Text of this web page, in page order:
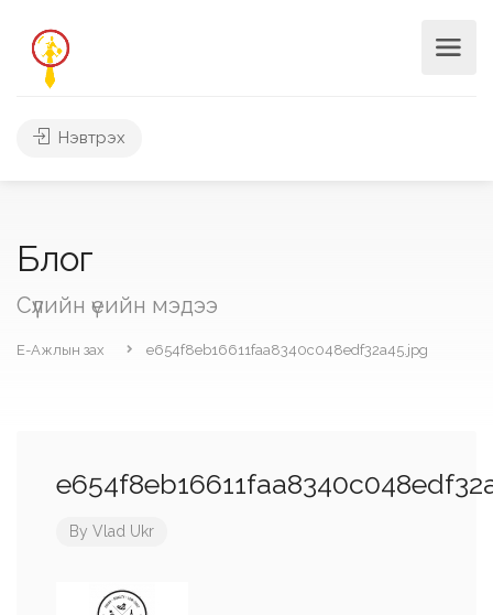
Нэвтрэх
Блог
Сүүлийн үеийн мэдээ
Е-Ажлын зах e654f8eb16611faa8340c048edf32a45.jpg
By Vlad Ukr